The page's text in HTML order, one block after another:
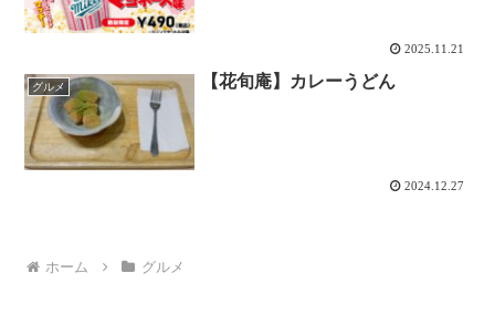
2025.11.21
グルメ 【花旬庵】カレーうどん
2024.12.27
ホーム グルメ